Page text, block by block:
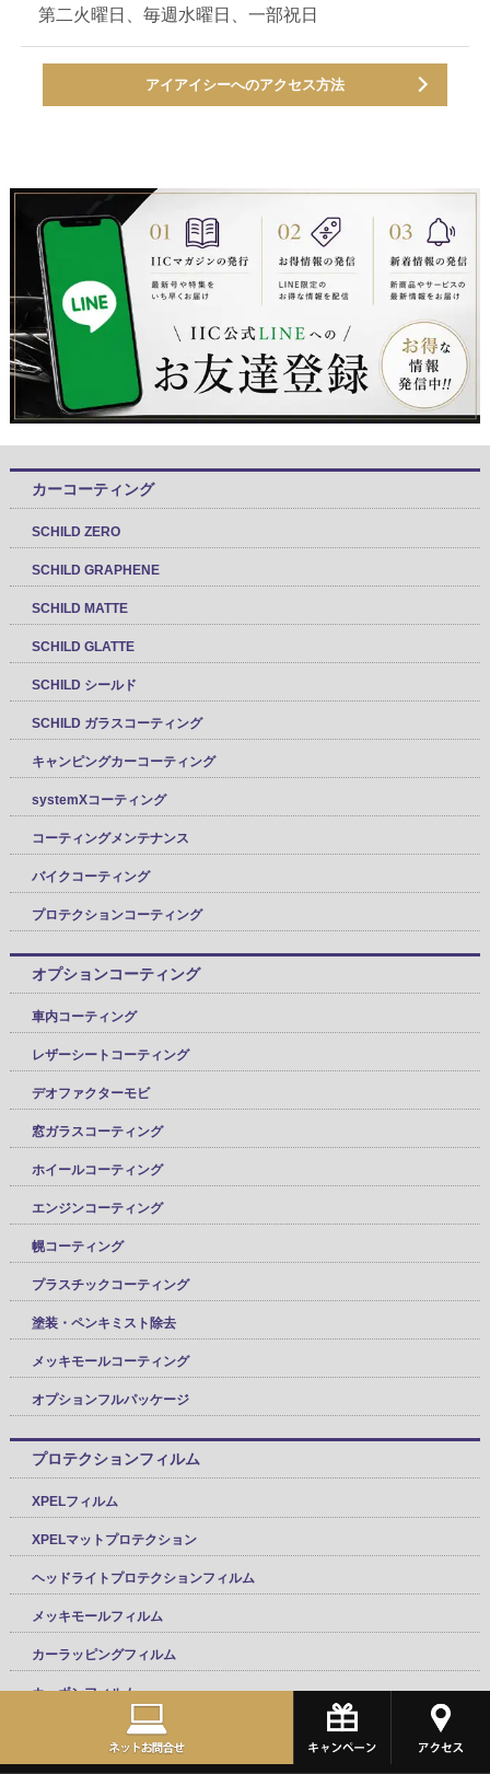
第二火曜日、毎週水曜日、一部祝日
アイアイシーへのアクセス方法
カーコーティング
SCHILD ZERO
SCHILD GRAPHENE
SCHILD MATTE
SCHILD GLATTE
SCHILD シールド
SCHILD ガラスコーティング
キャンピングカーコーティング
systemXコーティング
コーティングメンテナンス
バイクコーティング
プロテクションコーティング
オプションコーティング
車内コーティング
レザーシートコーティング
デオファクターモビ
窓ガラスコーティング
ホイールコーティング
エンジンコーティング
幌コーティング
プラスチックコーティング
塗装・ペンキミスト除去
メッキモールコーティング
オプションフルパッケージ
プロテクションフィルム
XPELフィルム
XPELマットプロテクション
ヘッドライトプロテクションフィルム
メッキモールフィルム
カーラッピングフィルム
カーボンフィルム
カーフィルム